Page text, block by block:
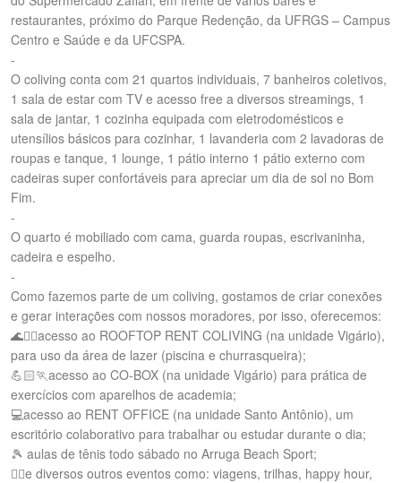
restaurantes, próximo do Parque Redenção, da UFRGS – Campus
Centro e Saúde e da UFCSPA.
-
O coliving conta com 21 quartos individuais, 7 banheiros coletivos,
1 sala de estar com TV e acesso free a diversos streamings, 1
sala de jantar, 1 cozinha equipada com eletrodomésticos e
utensílios básicos para cozinhar, 1 lavanderia com 2 lavadoras de
roupas e tanque, 1 lounge, 1 pátio interno 1 pátio externo com
cadeiras super confortáveis para apreciar um dia de sol no Bom
Fim.
-
O quarto é mobiliado com cama, guarda roupas, escrivaninha,
cadeira e espelho.
-
Como fazemos parte de um coliving, gostamos de criar conexões
e gerar interações com nossos moradores, por isso, oferecemos:
🌊🏊‍♀️acesso ao ROOFTOP RENT COLIVING (na unidade Vigário),
para uso da área de lazer (piscina e churrasqueira);
💪🏻🏃acesso ao CO-BOX (na unidade Vigário) para prática de
exercícios com aparelhos de academia;
💻acesso ao RENT OFFICE (na unidade Santo Antônio), um
escritório colaborativo para trabalhar ou estudar durante o dia;
🎾 aulas de tênis todo sábado no Arruga Beach Sport;
👯‍♂️e diversos outros eventos como: viagens, trilhas, happy hour,